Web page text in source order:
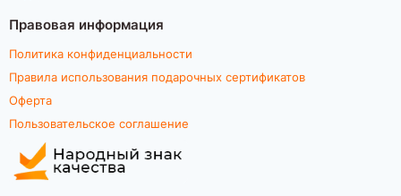
Правовая информация
Политика конфиденциальности
Правила использования подарочных сертификатов
Оферта
Пользовательское соглашение